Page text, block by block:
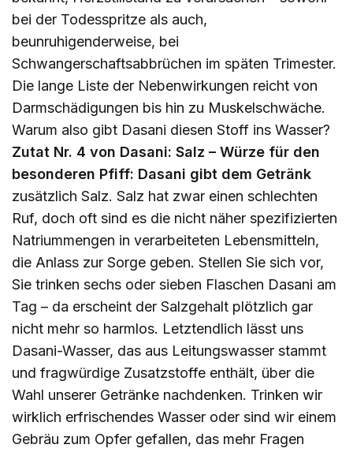
bei der Todesspritze als auch,
beunruhigenderweise, bei
Schwangerschaftsabbrüchen im späten Trimester.
Die lange Liste der Nebenwirkungen reicht von
Darmschädigungen bis hin zu Muskelschwäche.
Warum also gibt Dasani diesen Stoff ins Wasser?
Zutat Nr. 4 von Dasani: Salz – Würze für den
besonderen Pfiff: Dasani gibt dem Getränk
zusätzlich Salz. Salz hat zwar einen schlechten
Ruf, doch oft sind es die nicht näher spezifizierten
Natriummengen in verarbeiteten Lebensmitteln,
die Anlass zur Sorge geben. Stellen Sie sich vor,
Sie trinken sechs oder sieben Flaschen Dasani am
Tag – da erscheint der Salzgehalt plötzlich gar
nicht mehr so ​​harmlos. Letztendlich lässt uns
Dasani-Wasser, das aus Leitungswasser stammt
und fragwürdige Zusatzstoffe enthält, über die
Wahl unserer Getränke nachdenken. Trinken wir
wirklich erfrischendes Wasser oder sind wir einem
Gebräu zum Opfer gefallen, das mehr Fragen